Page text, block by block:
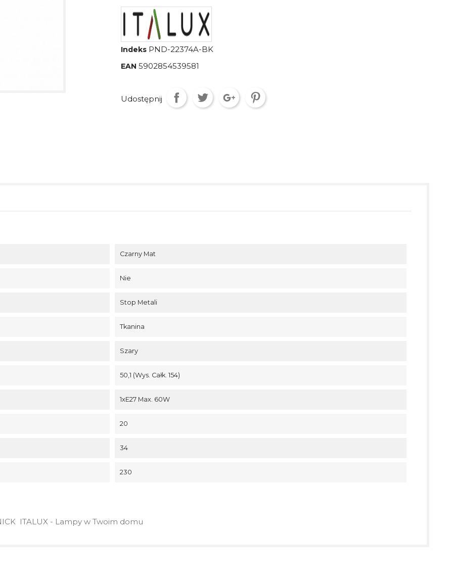
Indeks PND-22374A-BK
EAN 5902854539581
Udostępnij
Czarny Mat
Nie
Stop Metali
Tkanina
Szary
50,1 (wys. Całk. 154)
1xE27 Max. 60W
20
34
230
ITALUX - Lampy w Twoim domu